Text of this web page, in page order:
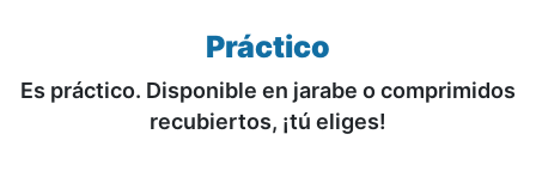
Práctico
Es práctico. Disponible en jarabe o comprimidos
recubiertos, ¡tú eliges!